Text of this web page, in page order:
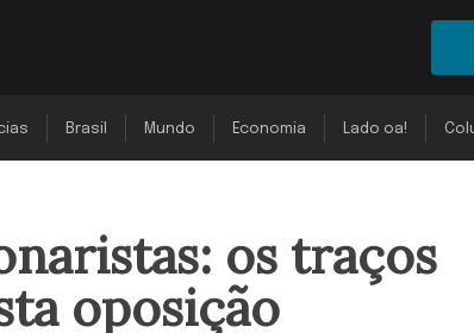
Brasil Mundo Economia Lado oa!
os traços
oposição